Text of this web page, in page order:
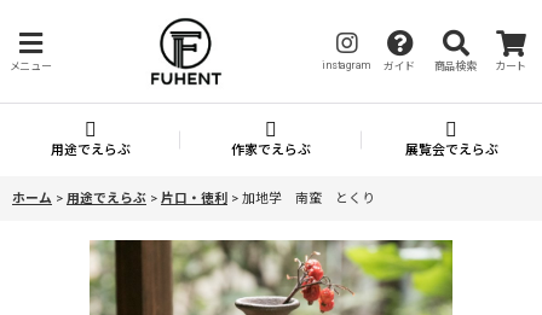
メニュー instagram ガイド 商品検索 カート
用途でえらぶ 作家でえらぶ 展覧会でえらぶ
ホーム > 用途でえらぶ > 片口・徳利 > 加地学 南蛮 とくり